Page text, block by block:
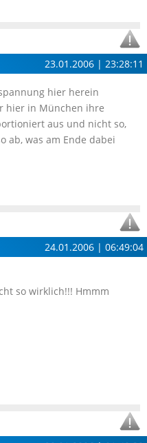
23.01.2006 | 23:28:11
hier herein
hier in München ihre
aus und nicht so,
ab, was am Ende dabei
24.01.2006 | 06:49:04
so wirklich!!! Hmmm